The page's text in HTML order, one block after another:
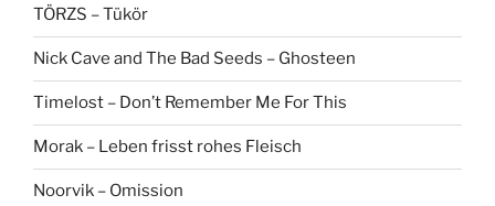
TÖRZS – Tükör
Nick Cave and The Bad Seeds – Ghosteen
Timelost – Don’t Remember Me For This
Morak – Leben frisst rohes Fleisch
Noorvik – Omission